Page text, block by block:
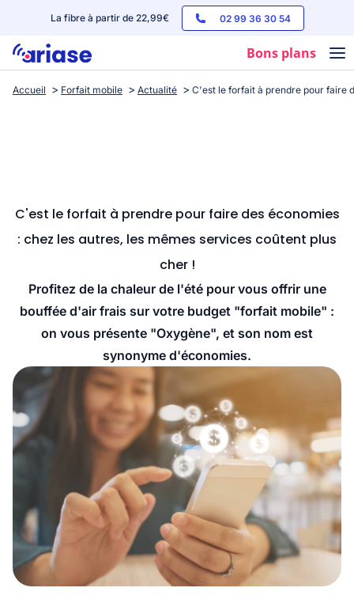
La fibre à partir de 22,99€ 02 99 36 30 54
Bons plans
Box internet
Streaming
Accueil Forfait mobile Actualité C'est le forfait à prendre pour faire
C'est le forfait à prendre pour faire des économies
: chez les autres, les mêmes services coûtent plus
cher !
Profitez de la chaleur de l'été pour vous offrir une
bouffée d'air frais sur votre budget "forfait mobile" :
on vous présente "Oxygène", et son nom est
synonyme d'économies.